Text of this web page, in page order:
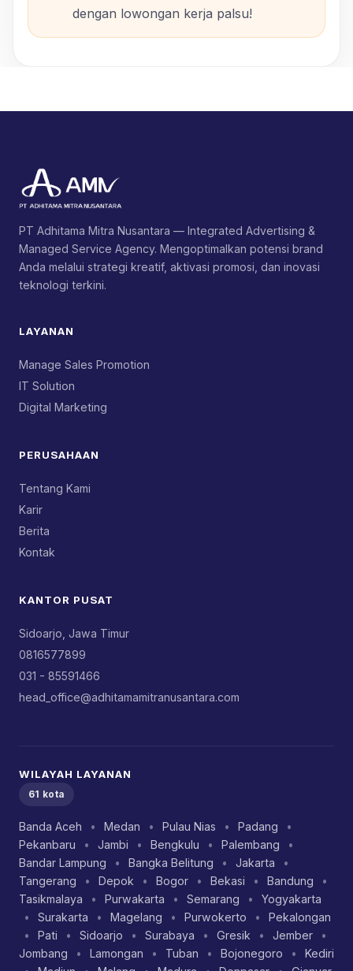
dengan lowongan kerja palsu!
PT Adhitama Mitra Nusantara — Integrated Advertising &
Managed Service Agency. Mengoptimalkan potensi brand
Anda melalui strategi kreatif, aktivasi promosi, dan inovasi
teknologi terkini.
LAYANAN
Manage Sales Promotion
IT Solution
Digital Marketing
PERUSAHAAN
Tentang Kami
Karir
Berita
Kontak
KANTOR PUSAT
Sidoarjo, Jawa Timur
0816577899
031 - 85591466
head_office@adhitamamitranusantara.com
WILAYAH LAYANAN
61 kota
Banda Aceh • Medan • Pulau Nias • Padang
•
Pekanbaru
• Jambi • Bengkulu • Palembang
•
Bandar Lampung
• Bangka Belitung • Jakarta
•
Tangerang
• Depok • Bogor • Bekasi • Bandung
•
Tasikmalaya
• Purwakarta • Semarang •
Yogyakarta
•
Surakarta • Magelang • Purwokerto •
Pekalongan
•
Pati • Sidoarjo • Surabaya • Gresik • Jember
•
Jombang
• Lamongan • Tuban • Bojonegoro •
Kediri